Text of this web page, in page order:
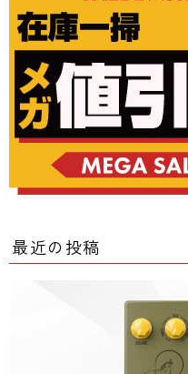
最近の投稿